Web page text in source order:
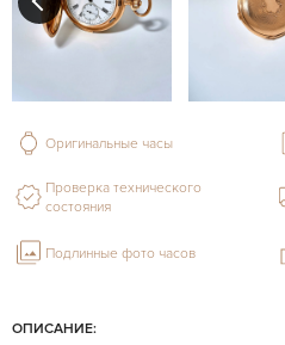
ОПИСАНИЕ:
Оригинальные часы
Проверка технического
состояния
Подлинные фото часов